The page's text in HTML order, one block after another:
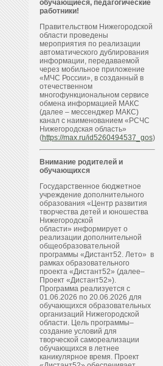
обучающиеся, педагогические
работники!
Правительством Нижегородской
области проведены
мероприятия по реализации
автоматического дублирования
информации, передаваемой
через мобильное приложение
«МЧС России», в созданный в
отечественном
многофункциональном сервисе
обмена информацией МАКС
(далее – мессенджер МАКС)
канал с наименованием «РСЧС
Нижегородская область»
(https://max.ru/id5260494537_gos)
Внимание родителей и
обучающихся
Государственное бюджетное
учреждение дополнительного
образования «Центр развития
творчества детей и юношества
Нижегородской
области» информирует о
реализации дополнительной
общеобразовательной
программы «Дистант52. Лето» в
рамках образовательного
проекта «Дистант52» (далее–
Проект «Дистант52»).
Программа реализуется с
01.06.2026 по 20.06.2026 для
обучающихся образовательных
организаций Нижегородской
области. Цель программы–
создание условий для
творческой самореализации
обучающихся в летнее
каникулярное время. Проект